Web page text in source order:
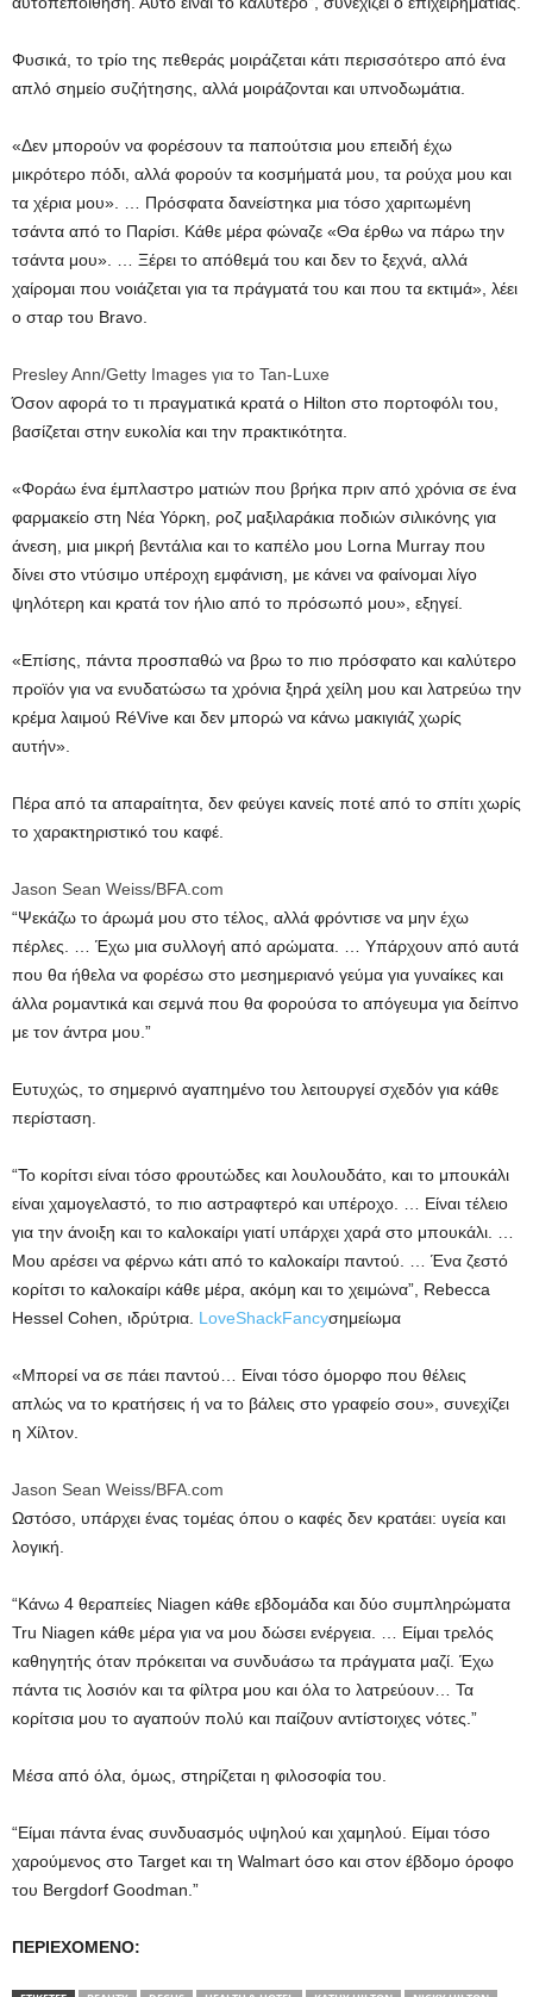
Φυσικά, το τρίο της πεθεράς μοιράζεται κάτι περισσότερο από ένα
απλό σημείο συζήτησης, αλλά μοιράζονται και υπνοδωμάτια.
«Δεν μπορούν να φορέσουν τα παπούτσια μου επειδή έχω
μικρότερο πόδι, αλλά φορούν τα κοσμήματά μου, τα ρούχα μου και
τα χέρια μου». … Πρόσφατα δανείστηκα μια τόσο χαριτωμένη
τσάντα από το Παρίσι. Κάθε μέρα φώναζε «Θα έρθω να πάρω την
τσάντα μου». … Ξέρει το απόθεμά του και δεν το ξεχνά, αλλά
χαίρομαι που νοιάζεται για τα πράγματά του και που τα εκτιμά», λέει
ο σταρ του Bravo.
Presley Ann/Getty Images για το Tan-Luxe
Όσον αφορά το τι πραγματικά κρατά ο Hilton στο πορτοφόλι του,
βασίζεται στην ευκολία και την πρακτικότητα.
«Φοράω ένα έμπλαστρο ματιών που βρήκα πριν από χρόνια σε ένα
φαρμακείο στη Νέα Υόρκη, ροζ μαξιλαράκια ποδιών σιλικόνης για
άνεση, μια μικρή βεντάλια και το καπέλο μου Lorna Murray που
δίνει στο ντύσιμο υπέροχη εμφάνιση, με κάνει να φαίνομαι λίγο
ψηλότερη και κρατά τον ήλιο από το πρόσωπό μου», εξηγεί.
«Επίσης, πάντα προσπαθώ να βρω το πιο πρόσφατο και καλύτερο
προϊόν για να ενυδατώσω τα χρόνια ξηρά χείλη μου και λατρεύω την
κρέμα λαιμού RéVive και δεν μπορώ να κάνω μακιγιάζ χωρίς
αυτήν».
Πέρα από τα απαραίτητα, δεν φεύγει κανείς ποτέ από το σπίτι χωρίς
το χαρακτηριστικό του καφέ.
Jason Sean Weiss/BFA.com
“Ψεκάζω το άρωμά μου στο τέλος, αλλά φρόντισε να μην έχω
πέρλες. … Έχω μια συλλογή από αρώματα. … Υπάρχουν από αυτά
που θα ήθελα να φορέσω στο μεσημεριανό γεύμα για γυναίκες και
άλλα ρομαντικά και σεμνά που θα φορούσα το απόγευμα για δείπνο
με τον άντρα μου.”
Ευτυχώς, το σημερινό αγαπημένο του λειτουργεί σχεδόν για κάθε
περίσταση.
“Το κορίτσι είναι τόσο φρουτώδες και λουλουδάτο, και το μπουκάλι
είναι χαμογελαστό, το πιο αστραφτερό και υπέροχο. … Είναι τέλειο
για την άνοιξη και το καλοκαίρι γιατί υπάρχει χαρά στο μπουκάλι. …
Μου αρέσει να φέρνω κάτι από το καλοκαίρι παντού. … Ένα ζεστό
κορίτσι το καλοκαίρι κάθε μέρα, ακόμη και το χειμώνα”, Rebecca
Hessel Cohen, ιδρύτρια. LoveShackFancyσημείωμα
«Μπορεί να σε πάει παντού… Είναι τόσο όμορφο που θέλεις
απλώς να το κρατήσεις ή να το βάλεις στο γραφείο σου», συνεχίζει
η Χίλτον.
Jason Sean Weiss/BFA.com
Ωστόσο, υπάρχει ένας τομέας όπου ο καφές δεν κρατάει: υγεία και
λογική.
“Κάνω 4 θεραπείες Niagen κάθε εβδομάδα και δύο συμπληρώματα
Tru Niagen κάθε μέρα για να μου δώσει ενέργεια. … Είμαι τρελός
καθηγητής όταν πρόκειται να συνδυάσω τα πράγματα μαζί. Έχω
πάντα τις λοσιόν και τα φίλτρα μου και όλα το λατρεύουν… Τα
κορίτσια μου το αγαπούν πολύ και παίζουν αντίστοιχες νότες.”
Μέσα από όλα, όμως, στηρίζεται η φιλοσοφία του.
“Είμαι πάντα ένας συνδυασμός υψηλού και χαμηλού. Είμαι τόσο
χαρούμενος στο Target και τη Walmart όσο και στον έβδομο όροφο
του Bergdorf Goodman.”
ΠΕΡΙΕΧΟΜΕΝΟ: